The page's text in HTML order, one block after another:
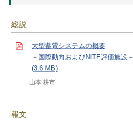
総説
大型蓄電システムの概要
－国際動向およびNITE評価施設－
(3.6 MB)
山本 耕市
報文